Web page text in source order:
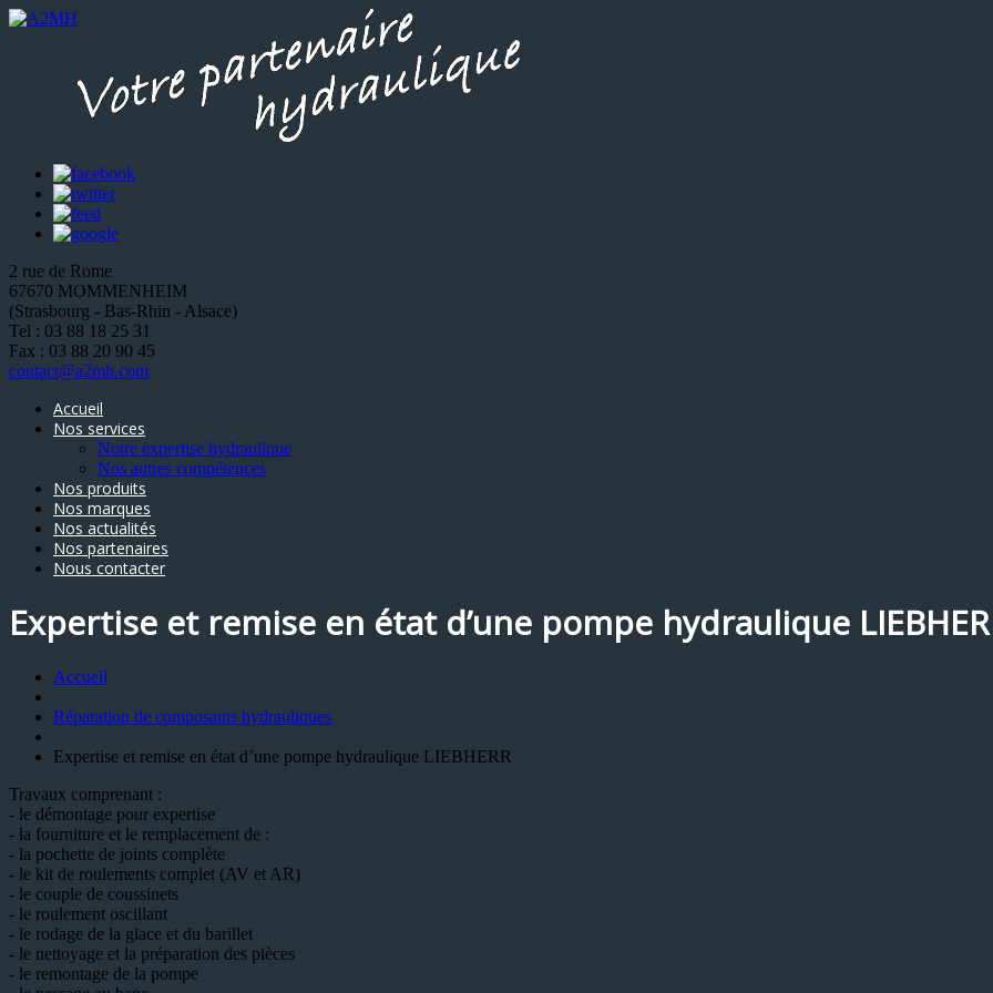
2 rue de Rome
67670 MOMMENHEIM
(Strasbourg - Bas-Rhin - Alsace)
Tel : 03 88 18 25 31
Fax : 03 88 20 90 45
contact@a2mh.com
Accueil
Nos services
Notre expertise hydraulique
Nos autres compétences
Nos produits
Nos marques
Nos actualités
Nos partenaires
Nous contacter
Expertise et remise en état d’une pompe hydraulique
Accueil
Réparation de composants hydrauliques
Expertise et remise en état d’une pompe hydraulique LIEBHERR
Travaux comprenant :
- le démontage pour expertise
- la fourniture et le remplacement de :
- la pochette de joints complète
- le kit de roulements complet (AV et AR)
- le couple de coussinets
- le roulement oscillant
- le rodage de la glace et du barillet
- le nettoyage et la préparation des pièces
- le remontage de la pompe